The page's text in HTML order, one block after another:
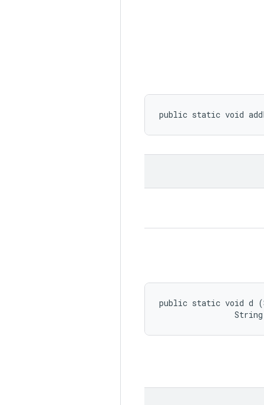
public static void
public static void d